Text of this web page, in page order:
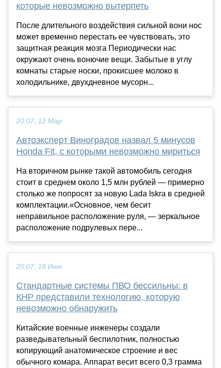
которые невозможно вытерпеть
После длительного воздействия сильной вони нос
может временно перестать ее чувствовать, это
защитная реакция мозга Периодически нас
окружают очень вонючие вещи. Забытые в углу
комнаты старые носки, прокисшее молоко в
холодильнике, двухдневное мусорн...
20:07, 12 Мар
Автоэксперт Виноградов назвал 5 минусов
Honda Fit, с которыми невозможно мириться
На вторичном рынке такой автомобиль сегодня
стоит в среднем около 1,5 млн рублей — примерно
столько же попросят за новую Lada Iskra в средней
комплектации.«Основное, чем бесит
неправильное расположение руля, — зеркальное
расположение подрулевых пере...
20:07, 18 Июн
Стандартные системы ПВО бессильны: в
КНР представили технологию, которую
невозможно обнаружить
Китайские военные инженеры создали
разведывательный беспилотник, полностью
копирующий анатомическое строение и вес
обычного комара. Аппарат весит всего 0,3 грамма